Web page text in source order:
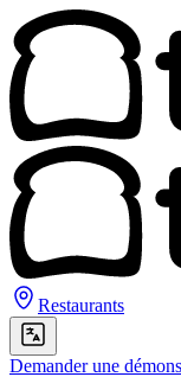
Restaurants
Demander une